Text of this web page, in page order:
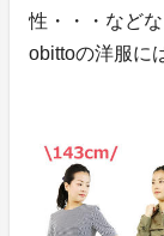
性・・・など
obittoの洋服に